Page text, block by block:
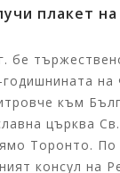
плакет
бе
на
към
църква
Торонто. По
консул на